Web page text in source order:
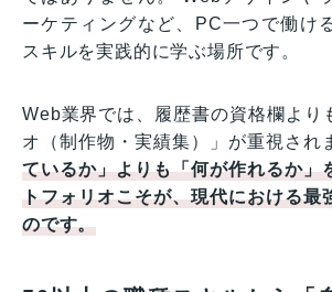
ーケティングなど、PC一つで働け
スキルを実践的に学ぶ場所です。
Web業界では、履歴書の資格欄より
オ（制作物・実績集）」が重視され
ているか」よりも「何が作れるか」
トフォリオこそが、現代における最
のです。